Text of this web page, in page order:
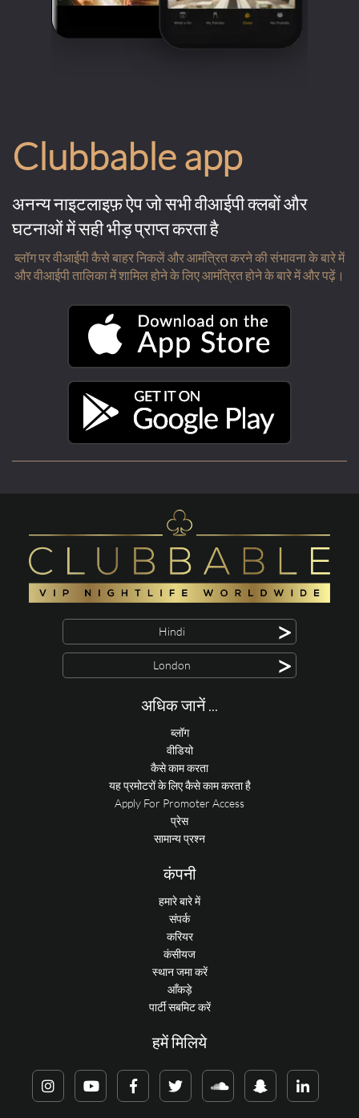
Clubbable app
अनन्य नाइटलाइफ़ ऐप जो सभी वीआईपी क्लबों और
घटनाओं में सही भीड़ प्राप्त करता है
ब्लॉग पर वीआईपी कैसे बाहर निकलें और आमंत्रित करने की संभावना के बारे में
और वीआईपी तालिका में शामिल होने के लिए आमंत्रित होने के बारे में और पढ़ें।
Hindi >
London >
अधिक जानें ...
ब्लॉग
वीडियो
कैसे काम करता
यह प्रमोटरों के लिए कैसे काम करता है
Apply For Promoter Access
प्रेस
सामान्य प्रश्न
कंपनी
हमारे बारे में
संपर्क
करियर
कंसीयज
स्थान जमा करें
आँकड़े
पार्टी सबमिट करें
हमें मिलिये